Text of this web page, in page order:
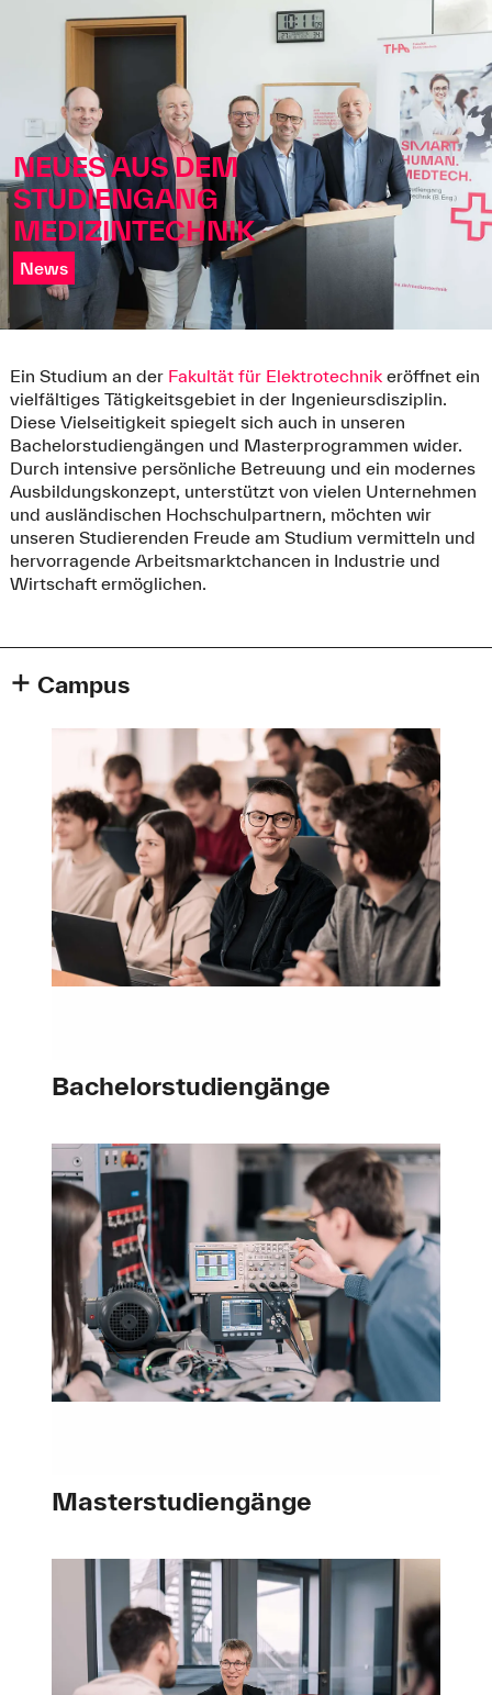
NEUES AUS DEM
STUDIENGANG
MEDIZINTECHNIK
News
VERBUNDSTUDENT DER
ERSTEN STUNDE
PROFESSORIN DES JAHRES
News
ANGEBOT FÜR SCHULEN
TECHNIK TRIFFT TEILHABE
GESTALTE DIE WELT MIT
TECHNIK!
News
INTERNATIONALES
Ein Studium an der Fakultät für Elektrotechnikeröffnet ein
vielfältiges Tätigkeitsgebiet in der Ingenieursdisziplin.
Diese Vielseitigkeit spiegelt sich auch in unseren
Bachelorstudiengängen und Masterprogrammen wider.
Durch intensive persönliche Betreuung und ein modernes
Ausbildungskonzept, unterstützt von vielen Unternehmen
und ausländischen Hochschulpartnern, möchten wir
unseren Studierenden Freude am Studium vermitteln und
hervorragende Arbeitsmarktchancen in Industrie und
Wirtschaft ermöglichen.
Campus
Seminarräume und
der Fakultät für Elektrotechnik.
Die Bibliothek, das Rechenzentrum sowie eine gemütliche
Cafeteria, Cafebar und zur Erholung einladende
Grünflächen befinden sich ebenfalls direkt vor Ort.
Weitere Forschungseinrichtungen und -infrastrukturen
der Fakultät für Elektrotechnik:
Technologietransferzentrum (TTZ
) Nördlingen
Technologietransferzentrum (TTZ
) Landsberg
Kesselhaus beim Glaspalast(im Bachelorstudiengang
Creative Engineering)
Bachelorstudiengänge
Masterstudiengänge